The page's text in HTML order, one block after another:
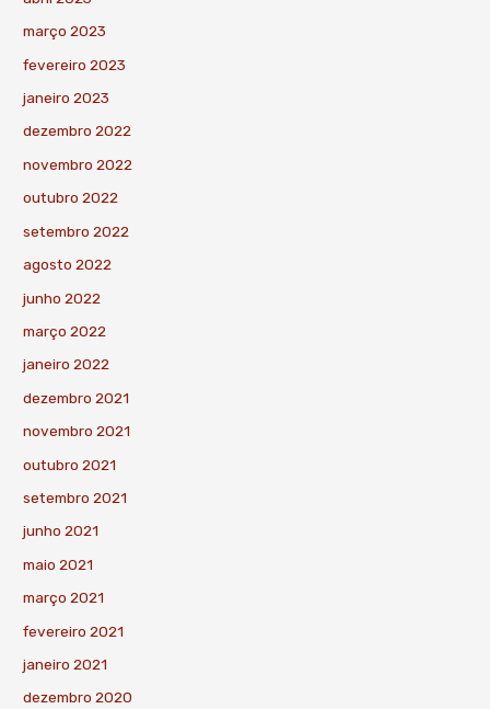
março 2023
fevereiro 2023
janeiro 2023
dezembro 2022
novembro 2022
outubro 2022
setembro 2022
agosto 2022
junho 2022
março 2022
janeiro 2022
dezembro 2021
novembro 2021
outubro 2021
setembro 2021
junho 2021
maio 2021
março 2021
fevereiro 2021
janeiro 2021
dezembro 2020